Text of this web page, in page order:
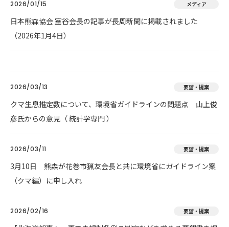
2026/01/15 メディア
日本熊森協会 室谷会長の記事が長周新聞に掲載されました
（2026年1月4日）
2026/03/13 要望・提案
クマ生息推定数について、環境省ガイドラインの問題点 山上俊
彦氏からの意見（ 統計学専門 ）
2026/03/11 要望・提案
3月10日 熊森が花巻市猟友会長と共に環境省にガイドライン案
（クマ編）に申し入れ
2026/02/16 要望・提案